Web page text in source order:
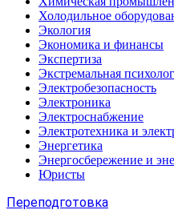
Холодильное
Экология
Экономика и финансы
Экспертиза
Экстремальная
Электробезопасность
Электроника
Электроснабжение
Электротехника и
Энергетика
Энергосбережение и
Юристы
Переподготовка